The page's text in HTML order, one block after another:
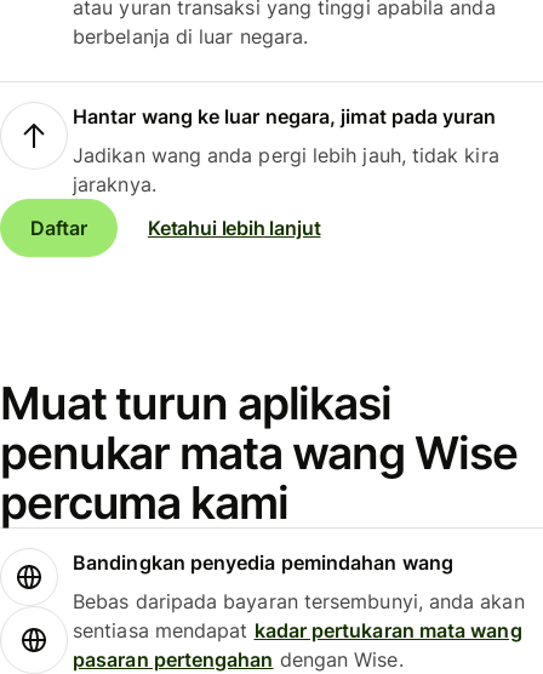
atau yuran transaksi yang tinggi apabila anda
berbelanja di luar negara.
Hantar wang ke luar negara, jimat pada yuran
Jadikan wang anda pergi lebih jauh, tidak kira
jaraknya.
Daftar
Ketahui lebih lanjut
Muat turun aplikasi
penukar mata wang Wise
percuma kami
Bandingkan penyedia pemindahan wang
Bebas daripada bayaran tersembunyi, anda akan
sentiasa mendapat kadar pertukaran mata wang
pasaran pertengahan dengan Wise.